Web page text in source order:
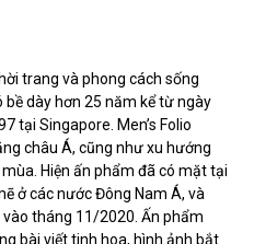
trang và phong cách sống
bề dày hơn 25 năm kể từ ngày
tại Singapore. Men’s Folio
châu Á, cũng như xu hướng
Hiện ấn phẩm đã có mặt tại
ở các nước Đông Nam Á, và
tháng 11/2020. Ấn phẩm
bài viết tinh hoa, hình ảnh bắt